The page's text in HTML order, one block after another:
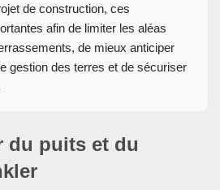
de construction, ces
afin de limiter les aléas
de mieux anticiper
gestion des terres et de sécuriser
du puits et du